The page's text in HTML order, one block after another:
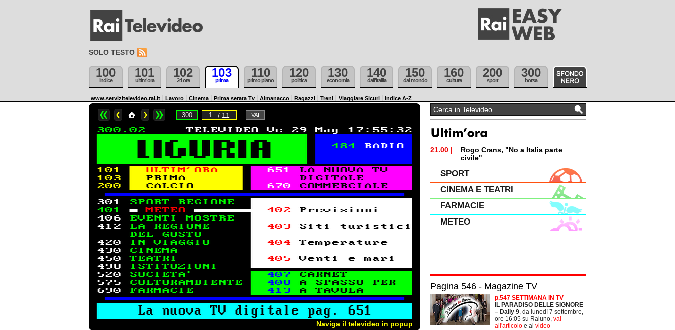
SOLO TESTO
100
indice
101
ultim'ora
102
24 ore
103
prima
110
primo piano
120
politica
130
economia
140
dall'itallia
150
dal mondo
160
culture
200
sport
300
borsa
www.servizitelevideo.rai.it Lavoro Cinema Prima serata Tv Almanacco Ragazzi Treni Viaggiare Sicuri Indice A-Z
/ 11
Naviga il televideo in popup
21.00 |
Rogo Crans, "No a Italia parte
civile"
SPORT
CINEMA E TEATRI
FARMACIE
METEO
Pagina 546 - Magazine TV
p.547 SETTIMANA IN TV
IL PARADISO DELLE SIGNORE
– Daily 9, da lunedì 7 settembre,
ore 16:05 su Raiuno, vai
all'articolo e al video